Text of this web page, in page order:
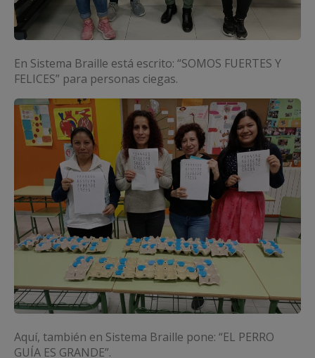
En Sistema Braille está escrito: “SOMOS FUERTES Y
FELICES” para personas ciegas.
Aquí, también en Sistema Braille pone: “EL PERRO
GUÍA ES GRANDE”.